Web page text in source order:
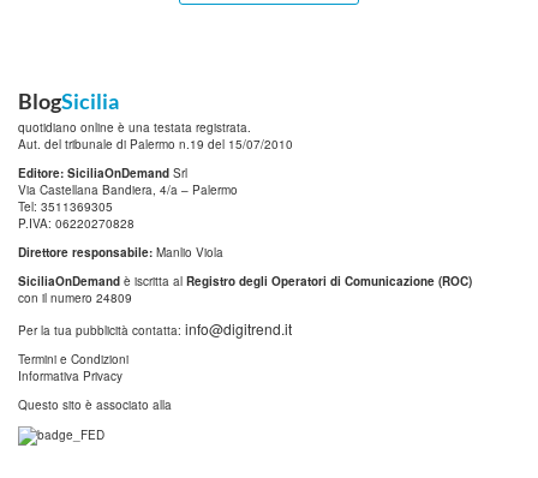
BlogSicilia
quotidiano online è una testata registrata.
Aut. del tribunale di Palermo n.19 del 15/07/2010
Editore: SiciliaOnDemand Srl
Via Castellana Bandiera, 4/a – Palermo
Tel: 3511369305
P.IVA: 06220270828
Direttore responsabile: Manlio Viola
SiciliaOnDemand è iscritta al Registro degli Operatori di Comunicazione (ROC)
con il numero 24809
Per la tua pubblicità contatta: info@digitrend.it
Termini e Condizioni
Informativa Privacy
Questo sito è associato alla